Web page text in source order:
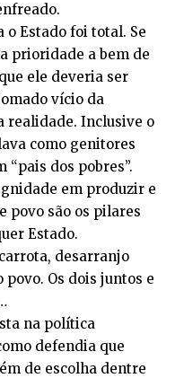
o Estado foi total. Se
prioridade a bem de
ele deveria ser
vício da
realidade. Inclusive o
como genitores
“pais dos pobres”.
em produzir e
povo são os pilares
Estado.
desarranjo
Os dois juntos e
na política
defendia que
de escolha dentre